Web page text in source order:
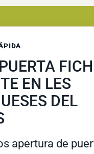
EN LES
DEL
apertura de